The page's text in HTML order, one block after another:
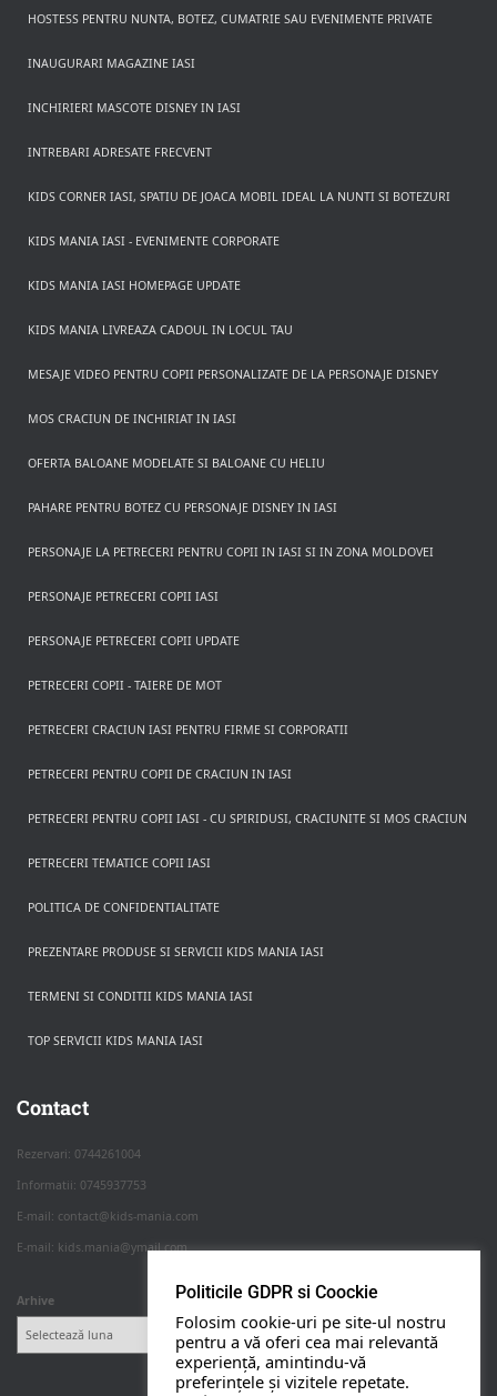
HOSTESS PENTRU NUNTA, BOTEZ, CUMATRIE SAU EVENIMENTE PRIVATE
INAUGURARI MAGAZINE IASI
INCHIRIERI MASCOTE DISNEY IN IASI
INTREBARI ADRESATE FRECVENT
KIDS CORNER IASI, SPATIU DE JOACA MOBIL IDEAL LA NUNTI SI BOTEZURI
KIDS MANIA IASI - EVENIMENTE CORPORATE
KIDS MANIA IASI HOMEPAGE UPDATE
KIDS MANIA LIVREAZA CADOUL IN LOCUL TAU
MESAJE VIDEO PENTRU COPII PERSONALIZATE DE LA PERSONAJE DISNEY
MOS CRACIUN DE INCHIRIAT IN IASI
OFERTA BALOANE MODELATE SI BALOANE CU HELIU
PAHARE PENTRU BOTEZ CU PERSONAJE DISNEY IN IASI
PERSONAJE LA PETRECERI PENTRU COPII IN IASI SI IN ZONA MOLDOVEI
PERSONAJE PETRECERI COPII IASI
PERSONAJE PETRECERI COPII UPDATE
PETRECERI COPII - TAIERE DE MOT
PETRECERI CRACIUN IASI PENTRU FIRME SI CORPORATII
PETRECERI PENTRU COPII DE CRACIUN IN IASI
PETRECERI PENTRU COPII IASI - CU SPIRIDUSI, CRACIUNITE SI MOS CRACIUN
PETRECERI TEMATICE COPII IASI
POLITICA DE CONFIDENTIALITATE
PREZENTARE PRODUSE SI SERVICII KIDS MANIA IASI
TERMENI SI CONDITII KIDS MANIA IASI
TOP SERVICII KIDS MANIA IASI
Contact
Rezervari: 0744261004
Informatii: 0745937753
E-mail: contact@kids-mania.com
E-mail: kids.mania@ymail.com
Arhive Politicile GDPR si Coockie
Folosim cookie-uri pe site-ul nostru
pentru a vă oferi cea mai relevantă
experiență, amintindu-vă
preferințele și vizitele repetate.
Apasa pe o categorie ca sa vezi serviciile.
PETRECERI COPII
NUNTA